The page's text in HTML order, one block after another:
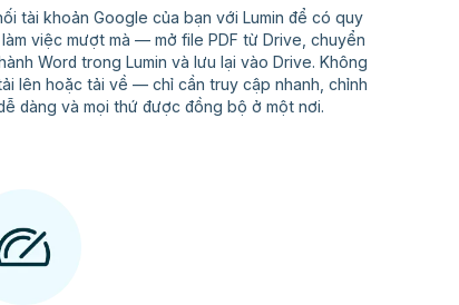
tài khoản Google của bạn với Lumin để có quy
việc mượt mà — mở file PDF từ Drive, chuyển
Word trong Lumin và lưu lại vào Drive. Không
lên hoặc tải về — chỉ cần truy cập nhanh, chỉnh
dàng và mọi thứ được đồng bộ ở một nơi.